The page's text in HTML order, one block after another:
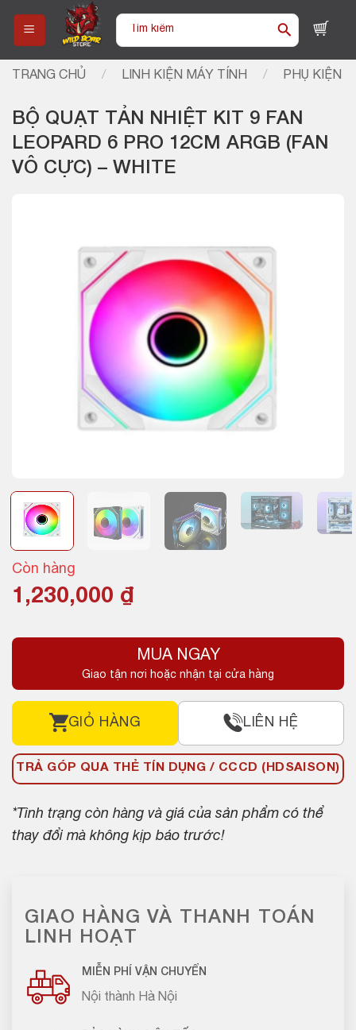
content
Tìm
TRANG CHỦ / LINH KIỆN MÁY TÍNH / PHỤ KIỆN
BỘ QUẠT TẢN NHIỆT KIT 9 FAN
LEOPARD 6 PRO 12CM ARGB (FAN
VÔ CỰC) – WHITE
Còn hàng
1,230,000 ₫
MUA NGAY
Giao tận nơi hoặc nhận tại cửa hàng
GIỎ HÀNG LIÊN HỆ
TRẢ GÓP QUA THẺ TÍN DỤNG / CCCD (HDSAISON)
*Tình trạng còn hàng và giá của sản phẩm có thể
thay đổi mà không kịp báo trước!
GIAO HÀNG VÀ THANH TOÁN
LINH HOẠT
MIỄN PHÍ VẬN CHUYỂN
Nội thành Hà Nội